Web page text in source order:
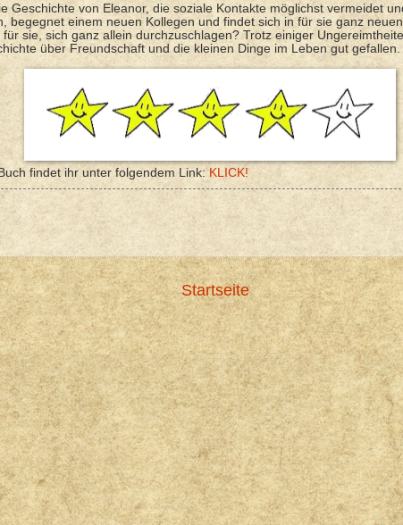
Geschichte von Eleanor, die soziale Kontakte möglichst vermeidet
begegnet einem neuen Kollegen und findet sich in für sie ganz
sie, sich ganz allein durchzuschlagen? Trotz einiger
über Freundschaft und die kleinen Dinge im Leben gut
findet ihr unter folgendem Link:KLICK!
Startseite